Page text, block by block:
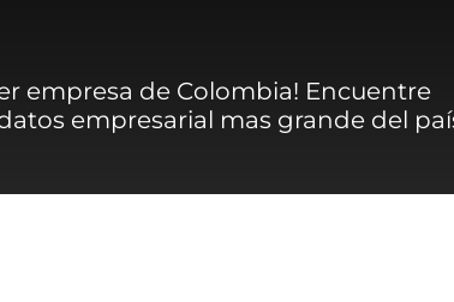
empresa de Colombia! Encuentre
empresarial mas grande del